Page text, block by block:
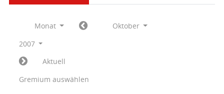
Monat
Oktober
2007
Aktuell
Gremium auswählen